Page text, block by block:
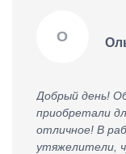
О
Добрый день!
приобретали
отличное! В
утяжелители,